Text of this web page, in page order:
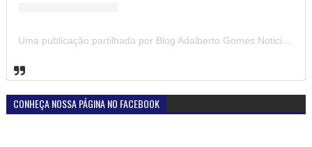
Uma publicação partilhada por Blog Adalberto Gomes Noticias (@blogadalbertogomesnoticiass)
CONHEÇA NOSSA PÁGINA NO FACEBOOK